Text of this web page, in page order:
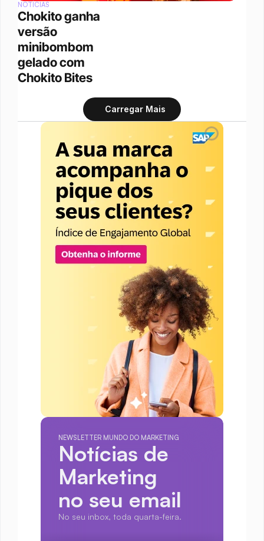
NOTÍCIAS
Chokito ganha
versão
minibombom
gelado com
Chokito Bites
Carregar Mais
NEWSLETTER MUNDO DO MARKETING
Notícias de
Marketing
no seu email
No seu inbox, toda quarta-feira.